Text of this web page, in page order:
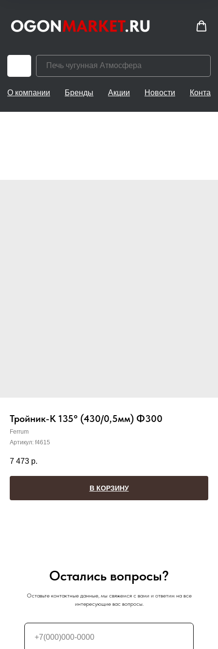
О компании Бренды Акции Новости
Тройник-К 135° (430/0,5мм) Ф300
Ferrum
Артикул: f4615
7 473 р.
В КОРЗИНУ
Остались вопросы?
Оставьте контактные данные, мы свяжемся с вами и ответим на все
интересующие вас вопросы.